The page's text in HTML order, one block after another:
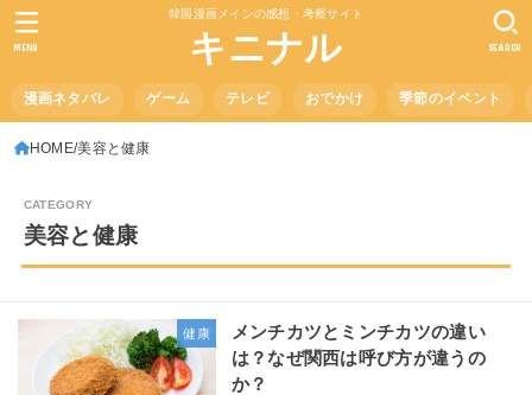
韓国漫画メインの感想・考察サイト
キニナル
漫画ネタバレ ゲーム テレビ おでかけ 季節のイベント
SEARCH
MENU
HOME 美容と健康
美容と健康
健康
メンチカツとミンチカツの違い
は？なぜ関西は呼び方が違うの
か？